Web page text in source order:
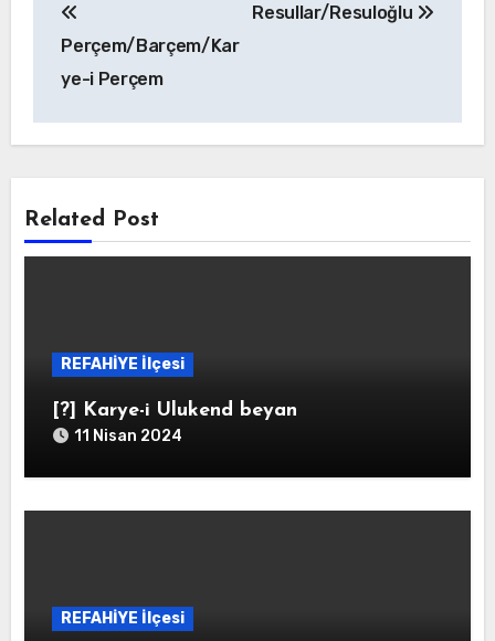
gezinmesi
Perçem/Barçem/Kar
ye-i Perçem
Resullar/Resuloğlu
Related Post
REFAHİYE İlçesi
[?] Karye-i Ulukend beyan
11 Nisan 2024
REFAHİYE İlçesi